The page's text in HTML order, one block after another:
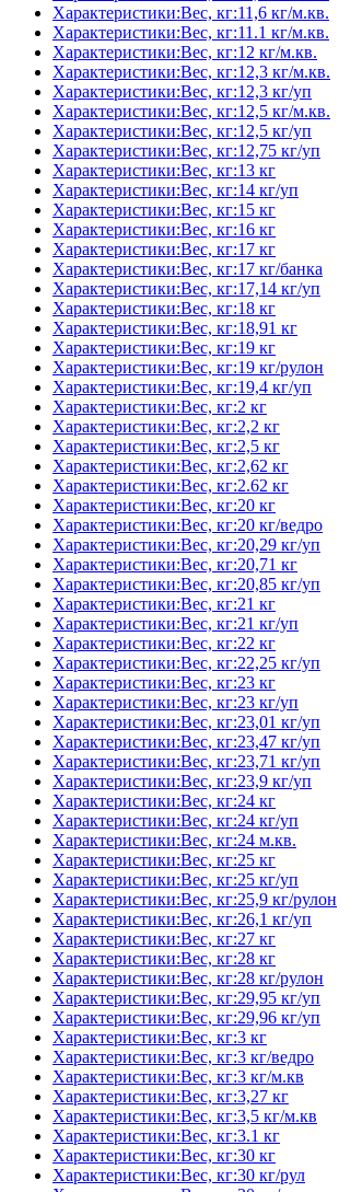
Характеристики:Вес, кг:11,6 кг/м.кв.
Характеристики:Вес, кг:11.1 кг/м.кв.
Характеристики:Вес, кг:12 кг/м.кв.
Характеристики:Вес, кг:12,3 кг/м.кв.
Характеристики:Вес, кг:12,3 кг/уп
Характеристики:Вес, кг:12,5 кг/м.кв.
Характеристики:Вес, кг:12,5 кг/уп
Характеристики:Вес, кг:12,75 кг/уп
Характеристики:Вес, кг:13 кг
Характеристики:Вес, кг:14 кг/уп
Характеристики:Вес, кг:15 кг
Характеристики:Вес, кг:16 кг
Характеристики:Вес, кг:17 кг
Характеристики:Вес, кг:17 кг/банка
Характеристики:Вес, кг:17,14 кг/уп
Характеристики:Вес, кг:18 кг
Характеристики:Вес, кг:18,91 кг
Характеристики:Вес, кг:19 кг
Характеристики:Вес, кг:19 кг/рулон
Характеристики:Вес, кг:19,4 кг/уп
Характеристики:Вес, кг:2 кг
Характеристики:Вес, кг:2,2 кг
Характеристики:Вес, кг:2,5 кг
Характеристики:Вес, кг:2,62 кг
Характеристики:Вес, кг:2.62 кг
Характеристики:Вес, кг:20 кг
Характеристики:Вес, кг:20 кг/ведро
Характеристики:Вес, кг:20,29 кг/уп
Характеристики:Вес, кг:20,71 кг
Характеристики:Вес, кг:20,85 кг/уп
Характеристики:Вес, кг:21 кг
Характеристики:Вес, кг:21 кг/уп
Характеристики:Вес, кг:22 кг
Характеристики:Вес, кг:22,25 кг/уп
Характеристики:Вес, кг:23 кг
Характеристики:Вес, кг:23 кг/уп
Характеристики:Вес, кг:23,01 кг/уп
Характеристики:Вес, кг:23,47 кг/уп
Характеристики:Вес, кг:23,71 кг/уп
Характеристики:Вес, кг:23,9 кг/уп
Характеристики:Вес, кг:24 кг
Характеристики:Вес, кг:24 кг/уп
Характеристики:Вес, кг:24 м.кв.
Характеристики:Вес, кг:25 кг
Характеристики:Вес, кг:25 кг/уп
Характеристики:Вес, кг:25,9 кг/рулон
Характеристики:Вес, кг:26,1 кг/уп
Характеристики:Вес, кг:27 кг
Характеристики:Вес, кг:28 кг
Характеристики:Вес, кг:28 кг/рулон
Характеристики:Вес, кг:29,95 кг/уп
Характеристики:Вес, кг:29,96 кг/уп
Характеристики:Вес, кг:3 кг
Характеристики:Вес, кг:3 кг/ведро
Характеристики:Вес, кг:3 кг/м.кв
Характеристики:Вес, кг:3,27 кг
Характеристики:Вес, кг:3,5 кг/м.кв
Характеристики:Вес, кг:3.1 кг
Характеристики:Вес, кг:30 кг
Характеристики:Вес, кг:30 кг/рул